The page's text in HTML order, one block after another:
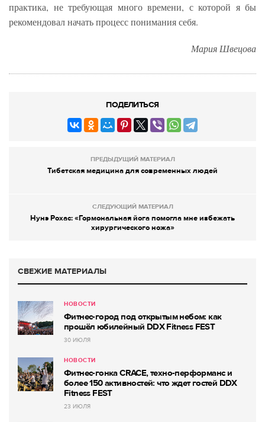
практика, не требующая много времени, с которой я бы
рекомендовал начать процесс понимания себя.
Мария Швецова
ПОДЕЛИТЬСЯ
ПРЕДЫДУЩИЙ МАТЕРИАЛ
Тибетская медицина для современных людей
СЛЕДУЮЩИЙ МАТЕРИАЛ
Нунэ Рохас: «Гормональная йога помогла мне избежать
хирургического ножа»
СВЕЖИЕ МАТЕРИАЛЫ
НОВОСТИ
Фитнес-город под открытым небом: как
прошёл юбилейный DDX Fitness FEST
30 ИЮЛЯ
НОВОСТИ
Фитнес-гонка CRACE, техно-перформанс и
более 150 активностей: что ждет гостей DDX
Fitness FEST
23 ИЮЛЯ